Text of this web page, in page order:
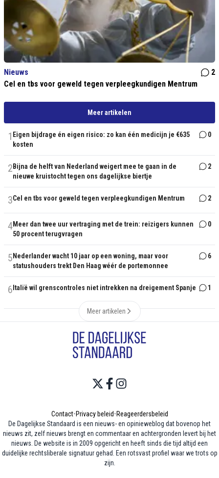
Nieuws
2
Cel en tbs voor geweld tegen verpleegkundigen Mentrum
Meer artikelen
1 Eigen bijdrage én eigen risico: zo kan één medicijn je €635
kosten
0
2 Bijna de helft van Nederland weigert mee te gaan in de
nieuwe kruistocht tegen ons dagelijkse biertje
2
3Cel en tbs voor geweld tegen verpleegkundigen Mentrum 2
4Meer dan twee uur vertraging met de trein: reizigers kunnen
50 procent terugvragen
0
5 Nederlander wacht 10 jaar op een woning, maar voor
statushouders trekt Den Haag wéér de portemonnee
6
6 Italië wil grenscontroles niet intrekken na dreigement Spanje 1
Meer artikelen
Contact•Privacy beleid•Reageerdersbeleid
De Dagelijkse Standaard is een nieuws- en opinieweblog dat bovenop het
nieuws zit, zelf nieuws brengt en commentaar en achtergronden levert bij het
nieuws. De website is in 2009 opgericht en heeft sinds die tijd altijd een
duidelijke rechtsliberale signatuur gehad. Een rotsvast profiel waar we trots op
zijn.